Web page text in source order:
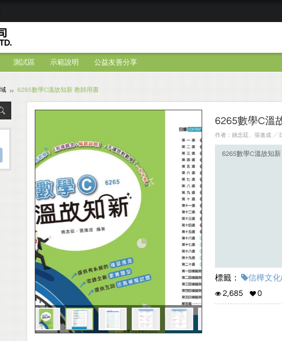
測試區 示範說明 公益友善分享
6265數學C溫故知新 教師用書
6265數學C溫
作者：姚念廷、張進成 ╱
6265數學C溫故知
標籤：
信樺文化
2,685
0